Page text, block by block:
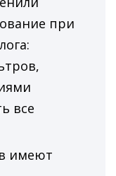
при
все
имеют